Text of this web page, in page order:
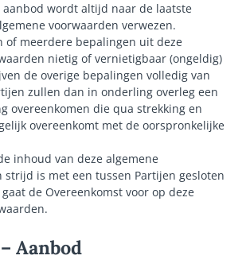
wordt altijd naar de laatste
voorwaarden verwezen.
of meerdere bepalingen uit deze
nietig of vernietigbaar (ongeldig)
de overige bepalingen volledig van
zullen dan in onderling overleg een
overeenkomen die qua strekking en
overeenkomt met de oorspronkelijke
inhoud van deze algemene
strijd is met een tussen Partijen gesloten
de Overeenkomst voor op deze
Aanbod